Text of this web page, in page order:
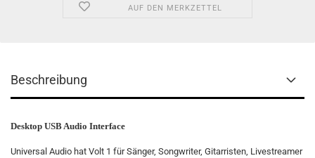
AUF DEN MERKZETTEL
Beschreibung
Desktop USB Audio Interface
Universal Audio hat Volt 1 für Sänger, Songwriter, Gitarristen, Livestreamer